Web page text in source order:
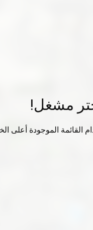
مشغل!
القائمة الموجودة أعلى